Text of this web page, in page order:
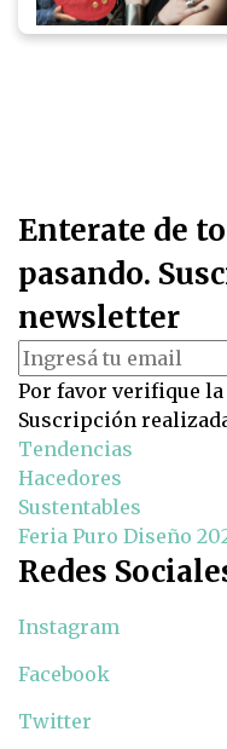
Enterate de
pasando.
newsletter
Por favor verifique
Suscripción
Tendencias
Hacedores
Sustentables
Feria Puro Diseño
Redes
Instagram
Facebook
Twitter